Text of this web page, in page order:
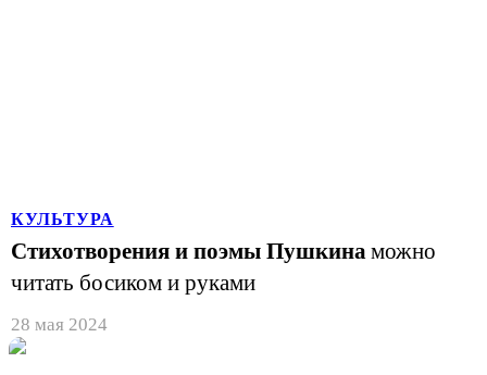
КУЛЬТУРА
Стихотворения и поэмы Пушкина можно
читать босиком и руками
28 мая 2024